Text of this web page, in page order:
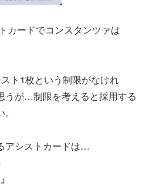
カードでコンスタンツァは
ト1枚という制限がなけれ
うが…制限を考えると採用する
アシストカードは…